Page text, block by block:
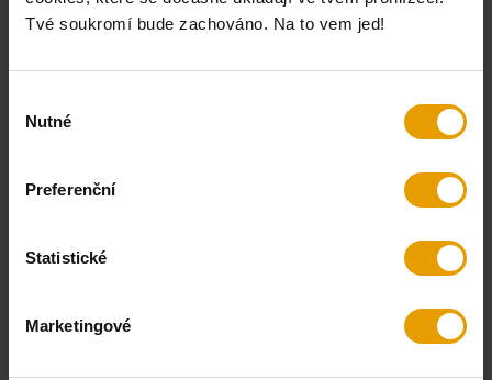
Tvé soukromí bude zachováno. Na to vem jed!
souhlasu
Nutné
Preferenční
Statistické
Marketingové
skladem
PREMIUM
1 599 Kč